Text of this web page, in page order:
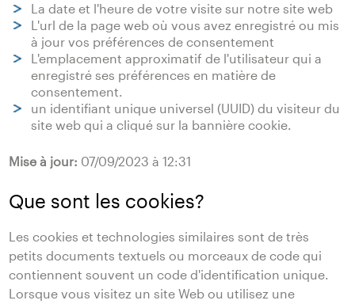
La date et l'heure de votre visite sur notre site web
L'url de la page web où vous avez enregistré ou mis
à jour vos préférences de consentement
L'emplacement approximatif de l'utilisateur qui a
enregistré ses préférences en matière de
consentement.
un identifiant unique universel (UUID) du visiteur du
site web qui a cliqué sur la bannière cookie.
Mise à jour: 07/09/2023 à 12:31
Que sont les cookies?
Les cookies et technologies similaires sont de très
petits documents textuels ou morceaux de code qui
contiennent souvent un code d'identification unique.
Lorsque vous visitez un site Web ou utilisez une